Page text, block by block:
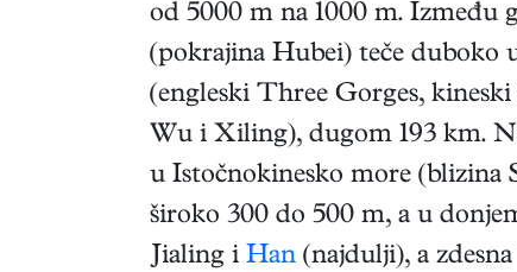
od 5000 m na 1000 m. Između
(pokrajina Hubei) teče duboko
(engleski Three Gorges,
Wu i Xiling), dugom 193 km.
u Istočnokinesko more (blizina
široko 300 do 500 m, a u
Jialing i Han (najdulji), a